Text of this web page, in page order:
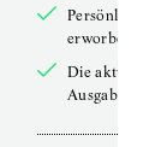
Persönliches
erworbenen
Die aktuelle
Ausgabe